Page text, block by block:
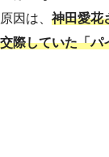
原因は、 神田愛花
交際していた「パ